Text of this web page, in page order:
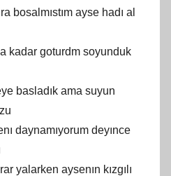
bosalmıstım ayse hadı al
kadar goturdm soyunduk
basladık ama suyun
daynamıyorum deyınce
yalarken aysenın kızgılı